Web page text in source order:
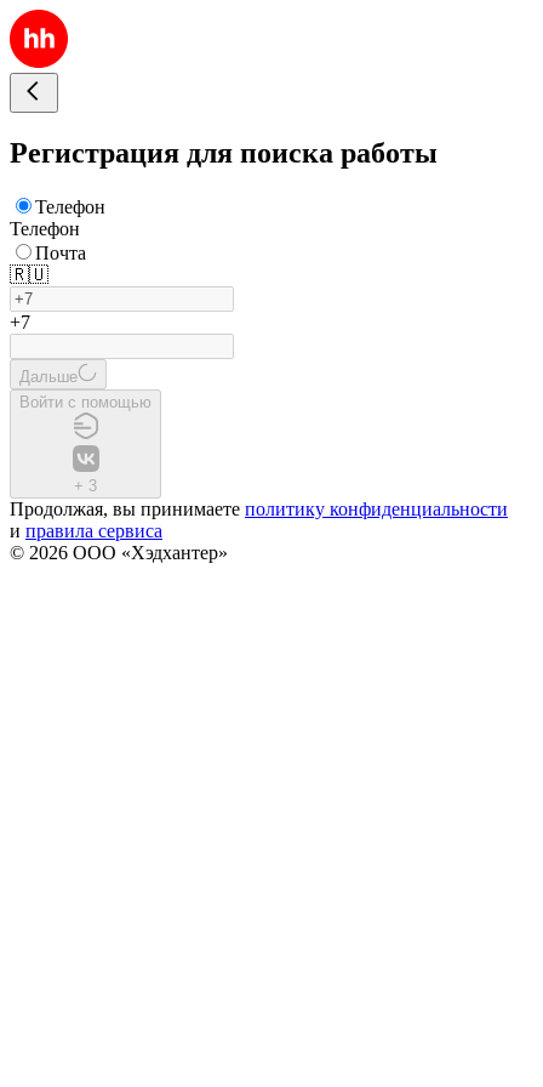
Регистрация для поиска работы
Телефон
Телефон
Почта
🇷🇺
+7
Дальше
Войти с помощью
+ 3
Продолжая, вы принимаете политику конфиденциальности
и правила сервиса
© 2026 ООО «Хэдхантер»